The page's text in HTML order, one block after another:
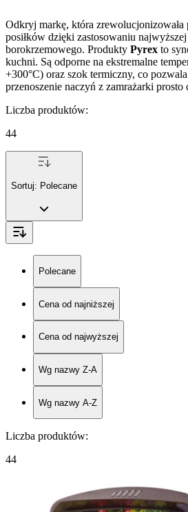
Odkryj markę, która
posiłków dzięki zastosowaniu najwyższej
borokrzemowego. Produkty Pyrex to
kuchni. Są odporne na ekstremalne
+300°C) oraz szok termiczny, co
przenoszenie naczyń z zamrażarki prosto
Liczba produktów:
44
Sortuj: Polecane
Polecane
Cena od najniższej
Cena od najwyższej
Wg nazwy Z-A
Wg nazwy A-Z
Liczba produktów:
44